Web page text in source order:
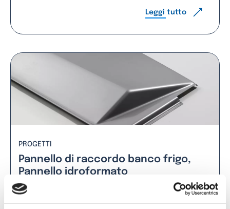
Leggi tutto
PROGETTI
Pannello di raccordo banco frigo,
Pannello idroformato